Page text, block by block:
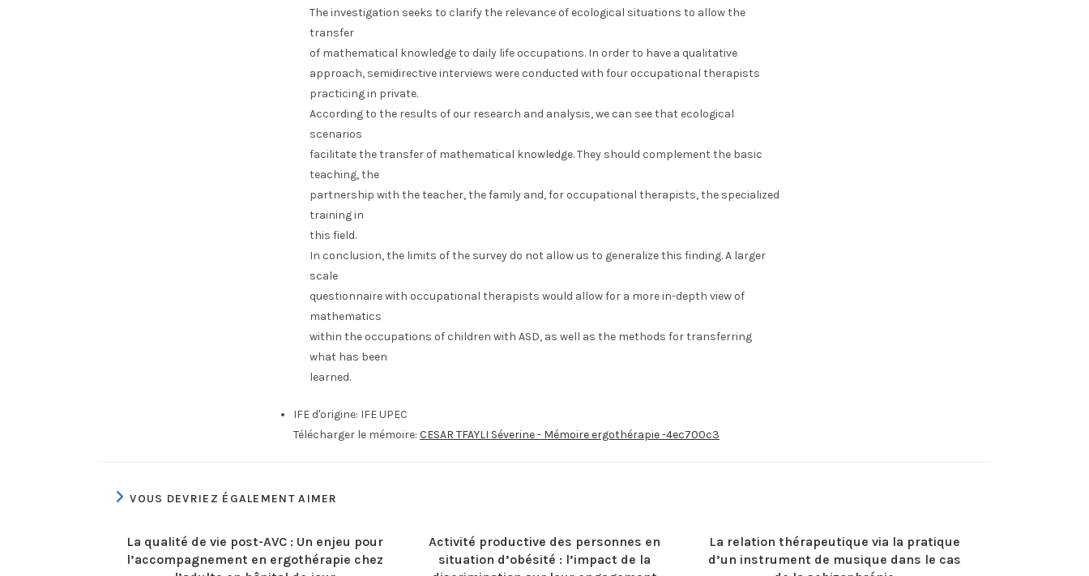
The investigation seeks to clarify the relevance of ecological situations to allow the
transfer
of mathematical knowledge to daily life occupations. In order to have a qualitative
approach, semidirective interviews were conducted with four occupational therapists
practicing in private.
According to the results of our research and analysis, we can see that ecological
scenarios
facilitate the transfer of mathematical knowledge. They should complement the basic
teaching, the
partnership with the teacher, the family and, for occupational therapists, the specialized
training in
this field.
In conclusion, the limits of the survey do not allow us to generalize this finding. A larger
scale
questionnaire with occupational therapists would allow for a more in-depth view of
mathematics
within the occupations of children with ASD, as well as the methods for transferring
what has been
learned.
IFE d'origine: IFE UPEC
Télécharger le mémoire: CESAR TFAYLI Séverine - Mémoire ergothérapie -4ec700c3
VOUS DEVRIEZ ÉGALEMENT AIMER
La qualité de vie post-AVC : Un enjeu pour
l’accompagnement en ergothérapie chez
Activité productive des personnes en
situation d’obésité : l’impact de la
La relation thérapeutique via la pratique
d’un instrument de musique dans le cas